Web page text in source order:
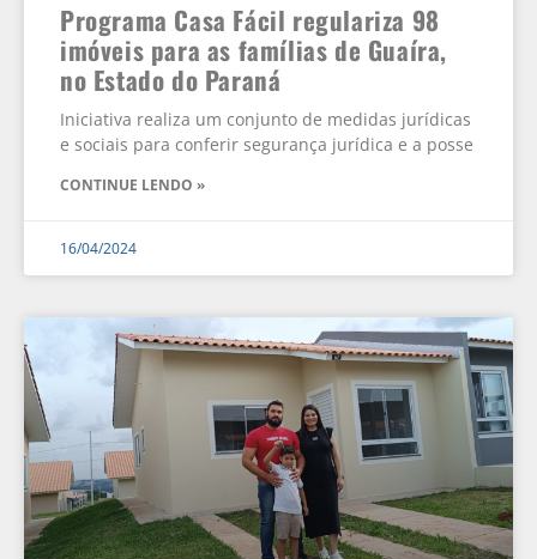
Programa Casa Fácil regulariza 98
imóveis para as famílias de Guaíra,
no Estado do Paraná
Iniciativa realiza um conjunto de medidas jurídicas
e sociais para conferir segurança jurídica e a posse
CONTINUE LENDO »
16/04/2024